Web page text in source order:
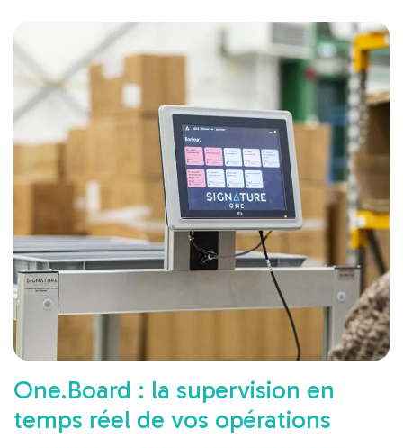
One.Board : la supervision en
temps réel de vos opérations